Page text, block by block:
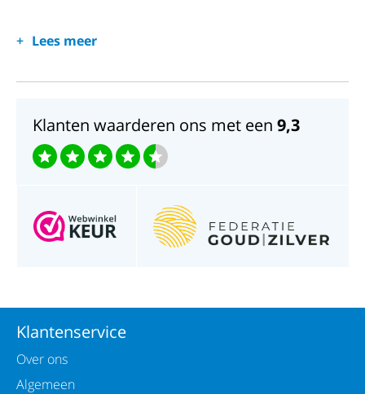
Lees meer
Klanten waarderen ons met een 9,3
Klantenservice
Over ons
Algemeen